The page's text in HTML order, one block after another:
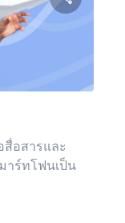
สื่อสารและ
าร์ทโฟนเป็น